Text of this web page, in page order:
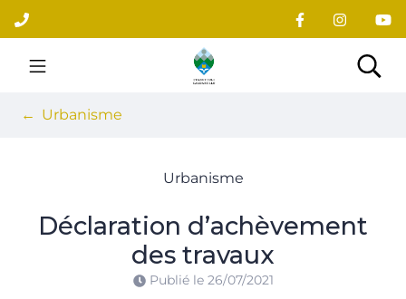
Aller
au
contenu
Site officiel du village
Urbanisme
Urbanisme
Déclaration d’achèvement
des travaux
Publié le 26/07/2021